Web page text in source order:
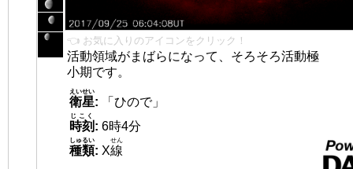
👈 お気に入りのアイコンをクリック！
活動領域がまばらになって、そろそろ活動極
小期です。
衛星
えいせい
:
「ひので」
時刻
じこく
: 6時4分
種類
しゅるい
: X線
せん